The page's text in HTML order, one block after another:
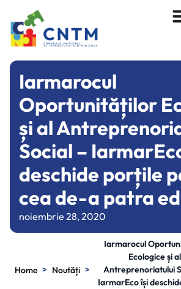
Iarmarocul
Oportunităților
și al
Social –
deschide porțile
cea de-a patra
noiembrie 28, 2020
Home > Noutăți >
Iarmarocul
Ecologice și al
Antreprenoriatului
IarmarEco își